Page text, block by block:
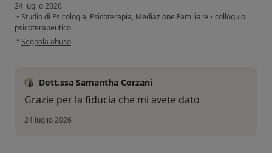
24 luglio 2026
• Studio di Psicologia, Psicoterapia, Mediazione Familiare • colloquio
psicoterapeutico
• secondo l'opinione dell'utente Eleonora
Segnala abuso
Dott.ssa Samantha Corzani
Grazie per la fiducia che mi avete dato
24 luglio 2026